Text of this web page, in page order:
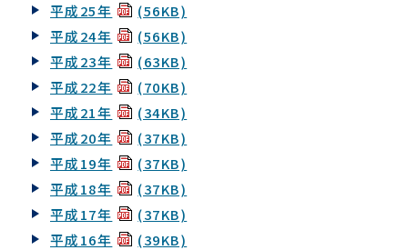
平成25年
(56KB)
平成24年
(56KB)
平成23年
(63KB)
平成22年
(70KB)
平成21年
(34KB)
平成20年
(37KB)
平成19年
(37KB)
平成18年
(37KB)
平成17年
(37KB)
平成16年
(39KB)